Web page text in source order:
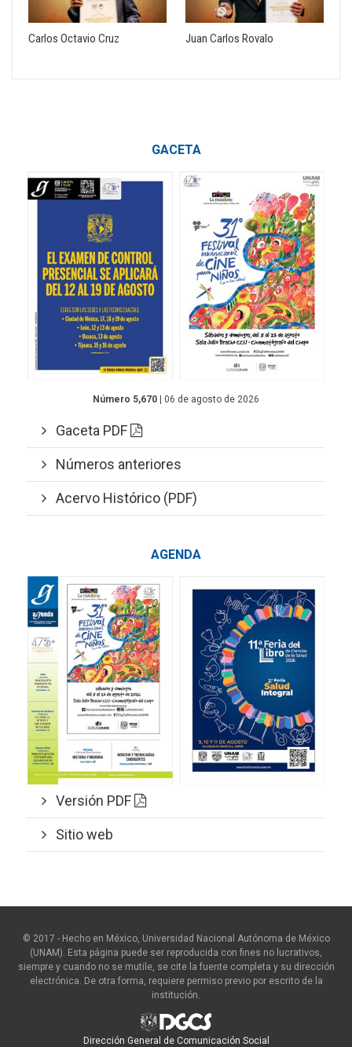
Carlos Octavio Cruz Juan Carlos Rovalo
GACETA
Número 5,670 | 06 de agosto de 2026
Gaceta PDF
Números anteriores
Acervo Histórico (PDF)
AGENDA
Versión PDF
Sitio web
© 2017 - Hecho en México, Universidad Nacional Autónoma de México
(UNAM). Esta página puede ser reproducida con fines no lucrativos,
siempre y cuando no se mutile, se cite la fuente completa y su dirección
electrónica. De otra forma, requiere permiso previo por escrito de la
institución.
Dirección General de Comunicación Social